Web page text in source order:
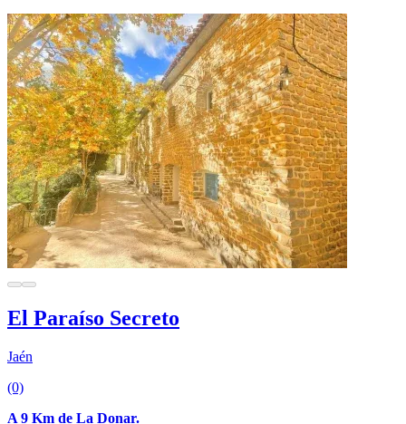
El Paraíso Secreto
Jaén
(0)
A 9 Km de La Donar.